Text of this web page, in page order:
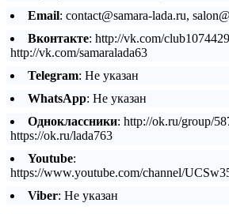
Email: contact@samara-lada.ru,
Вконтакте: http://vk.com/
http://vk.com/samaralada63
Telegram: Не указан
WhatsApp: Не указан
Одноклассники: http://ok.ru/group/
https://ok.ru/lada763
Youtube:
https://www.youtube.com/channel/
Viber: Не указан